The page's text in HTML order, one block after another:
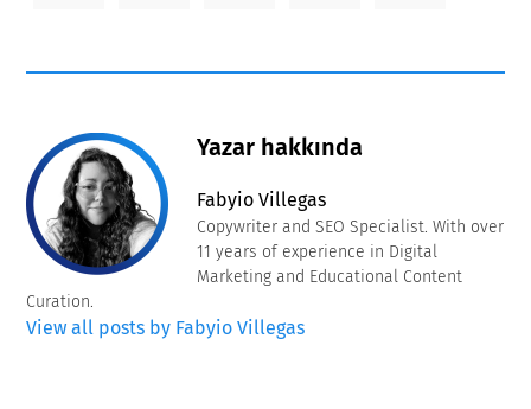
Yazar hakkında
Fabyio Villegas
Copywriter and SEO Specialist. With over
11 years of experience in Digital
Marketing and Educational Content
Curation.
View all posts by Fabyio Villegas